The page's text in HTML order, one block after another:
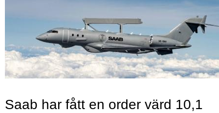
Saab har fått en order värd 10,1